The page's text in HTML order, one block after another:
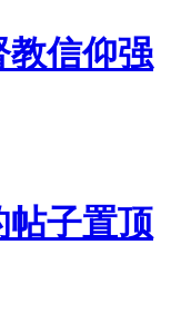
教信仰强
帖子置顶